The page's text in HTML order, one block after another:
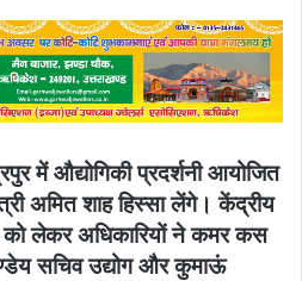
में औद्योगिकी प्रदर्शनी आयोजित
अमित शाह हिस्सा लेंगे। केंद्रीय
को लेकर अधिकारियों ने कमर कस
सचिव उद्योग और कुमाऊं